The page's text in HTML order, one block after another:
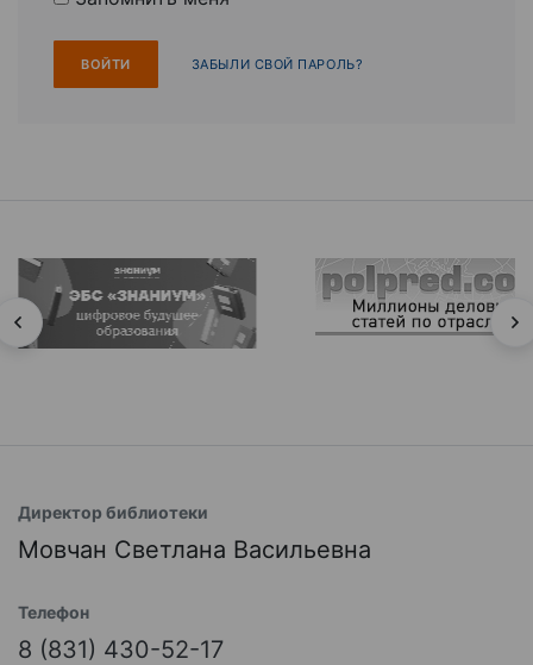
ЗАБЫЛИ СВОЙ ПАРОЛЬ?
Директор библиотеки
Мовчан Светлана Васильевна
Телефон
8 (831) 430-52-17